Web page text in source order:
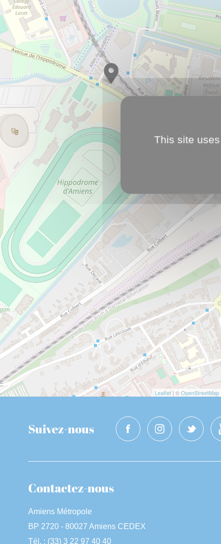
Leaflet| ©OpenStreetMap
Suivez-nous
Contactez-nous
Amiens Métropole
BP 2720 - 80027 Amiens CEDEX
Tél. : (33) 3 22 97 40 40
This site